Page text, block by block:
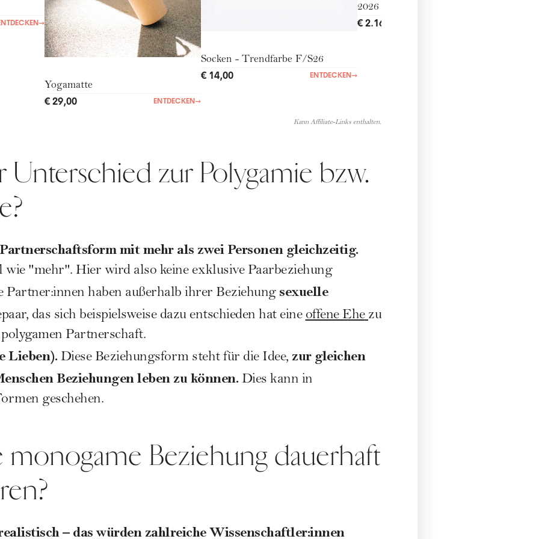
→
Yogamatte
€ 29,00 ENTDECKEN→
Socken - Trendfarbe F/S26
€ 14,00 ENTDECKEN→
2026
€ 2.160,00
Kann Affiliate-Links enthalten.
Unterschied zur Polygamie bzw.
Partnerschaftsform mit mehr als zwei Personen gleichzeitig.
wie "mehr". Hier wird also keine exklusive Paarbeziehung
Partner:innen haben außerhalb ihrer Beziehung sexuelle
das sich beispielsweise dazu entschieden hat eine offene Ehe zu
Partnerschaft.
Lieben). Diese Beziehungsform steht für die Idee, zur gleichen
Beziehungen leben zu können. Dies kann in
geschehen.
monogame Beziehung dauerhaft
– das würden zahlreiche Wissenschaftler:innen